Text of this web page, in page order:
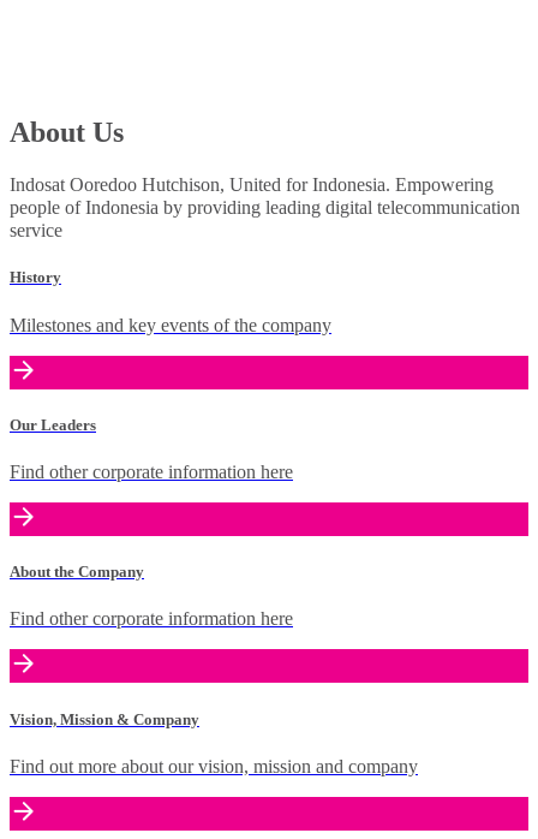
About Us
Indosat Ooredoo Hutchison, United for Indonesia. Empowering
people of Indonesia by providing leading digital telecommunication
service
History
Milestones and key events of the company
Our Leaders
Find other corporate information here
About the Company
Find other corporate information here
Vision, Mission & Company
Find out more about our vision, mission and company